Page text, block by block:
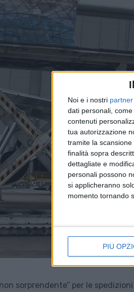
Noi e i nostri partner
dati personali,
contenuti
tua autorizzazione
tramite la
finalità sopra
dettagliate e
personali possono
si applicheranno
momento tornando
PIÙ
sorprendente” per le